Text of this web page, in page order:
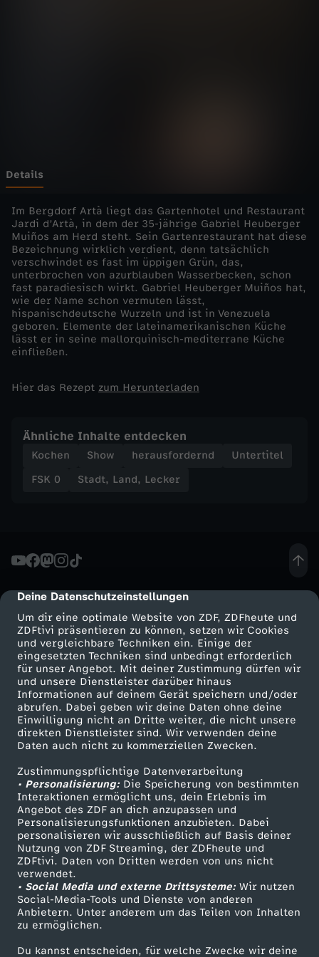
cmp-dialog-description
Deine Datenschutzeinstellungen
Um dir eine optimale Website von ZDF, ZDFheute und
ZDFtivi präsentieren zu können, setzen wir Cookies
und vergleichbare Techniken ein. Einige der
eingesetzten Techniken sind unbedingt erforderlich
für unser Angebot. Mit deiner Zustimmung dürfen wir
und unsere Dienstleister darüber hinaus
Informationen auf deinem Gerät speichern und/oder
abrufen. Dabei geben wir deine Daten ohne deine
Einwilligung nicht an Dritte weiter, die nicht unsere
direkten Dienstleister sind. Wir verwenden deine
Daten auch nicht zu kommerziellen Zwecken.
Zustimmungspflichtige Datenverarbeitung
• Personalisierung:Die Speicherung von bestimmten
Interaktionen ermöglicht uns, dein Erlebnis im
Angebot des ZDF an dich anzupassen und
Personalisierungsfunktionen anzubieten. Dabei
personalisieren wir ausschließlich auf Basis deiner
Nutzung von ZDF Streaming, der ZDFheute und
ZDFtivi. Daten von Dritten werden von uns nicht
verwendet.
• Social Media und externe Drittsysteme:Wir nutzen
Social-Media-Tools und Dienste von anderen
Anbietern. Unter anderem um das Teilen von Inhalten
zu ermöglichen.
Du kannst entscheiden, für welche Zwecke wir deine
e
c
k
e
r
-
C
r
i
t
i
a
n
L
o
h
s
e
k
o
c
Details
Im Bergdorf Artà liegt das Gartenhotel und Restaurant
Jardi d’Artà, in dem der 35-jährige Gabriel Heuberger
Muiños am Herd steht. Sein Gartenrestaurant hat diese
Bezeichnung wirklich verdient, denn tatsächlich
verschwindet es fast im üppigen Grün, das,
unterbrochen von azurblauben Wasserbecken, schon
fast paradiesisch wirkt. Gabriel Heuberger Muiños hat,
wie der Name schon vermuten lässt,
hispanischdeutsche Wurzeln und ist in Venezuela
geboren. Elemente der lateinamerikanischen Küche
lässt er in seine mallorquinisch-mediterrane Küche
einfließen.
Hier das Rezept zum Herunterladen
Ähnliche Inhalte entdecken
Kochen Show herausfordernd
Untertitel
FSK 0
Stadt, Land, Lecker
Mehr ZDF
ZDF-Apps
Smart TV
ZDFtext
Livestreams
Sendungen A-Z
TV-Programm
Service
ZDFmitreden
Kontakt zum ZDF
Tickets
Zuschauerservice
Hilfe
ZDF Unternehmen
Karriere